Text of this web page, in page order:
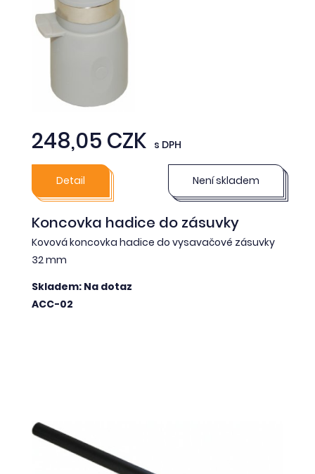
248,05 CZK s DPH
Detail Není skladem
Koncovka hadice do zásuvky
Kovová koncovka hadice do vysavačové zásuvky
32 mm
Skladem: Na dotaz
ACC-02